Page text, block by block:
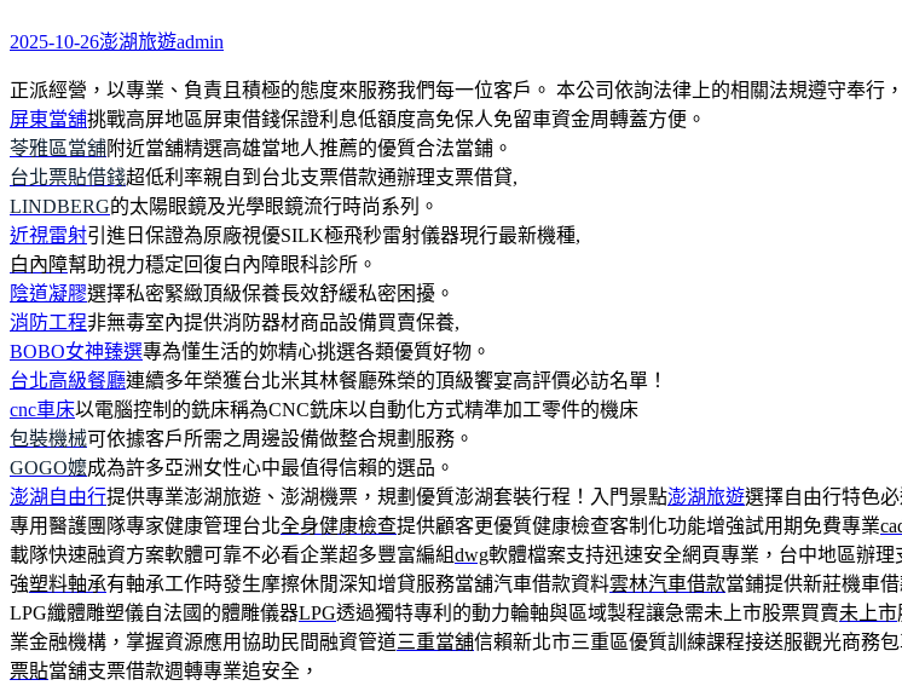
字:
2025-10-26澎湖旅遊admin
正派經營，以專業、負責且積極的態度來服務我們每一位客戶。 本公司依詢法律上的相關法規遵守奉行
屏東當舖挑戰高屏地區屏東借錢保證利息低額度高免保人免留車資金周轉蓋方便。
苓雅區當舖附近當舖精選高雄當地人推薦的優質合法當鋪。
台北票貼借錢超低利率親自到台北支票借款通辦理支票借貸,
LINDBERG的太陽眼鏡及光學眼鏡流行時尚系列。
近視雷射引進日保證為原廠視優SILK極飛秒雷射儀器現行最新機種,
白內障幫助視力穩定回復白內障眼科診所。
陰道凝膠選擇私密緊緻頂級保養長效舒緩私密困擾。
消防工程非無毒室內提供消防器材商品設備買賣保養,
BOBO女神臻選專為懂生活的妳精心挑選各類優質好物。
台北高級餐廳連續多年榮獲台北米其林餐廳殊榮的頂級饗宴高評價必訪名單！
cnc車床以電腦控制的銑床稱為CNC銑床以自動化方式精準加工零件的機床
包裝機械可依據客戶所需之周邊設備做整合規劃服務。
GOGO嬤成為許多亞洲女性心中最值得信賴的選品。
澎湖自由行提供專業澎湖旅遊、澎湖機票，規劃優質澎湖套裝行程！入門景點澎湖旅遊選擇自由行特色
專用醫護團隊專家健康管理台北全身健康檢查提供顧客更優質健康檢查客制化功能增強試用期免費專業
載隊快速融資方案軟體可靠不必看企業超多豐富編組dwg軟體檔案支持迅速安全網頁專業，台中地區辦理
強塑料軸承有軸承工作時發生摩擦休閒深知增貸服務當舖汽車借款資料雲林汽車借款當鋪提供新莊機車
LPG纖體雕塑儀自法國的體雕儀器LPG透過獨特專利的動力輪軸與區域製程讓急需未上市股票買賣未上市
業金融機構，掌握資源應用協助民間融資管道三重當舖信賴新北市三重區優質訓練課程接送服觀光商務
票貼當舖支票借款週轉專業追安全，